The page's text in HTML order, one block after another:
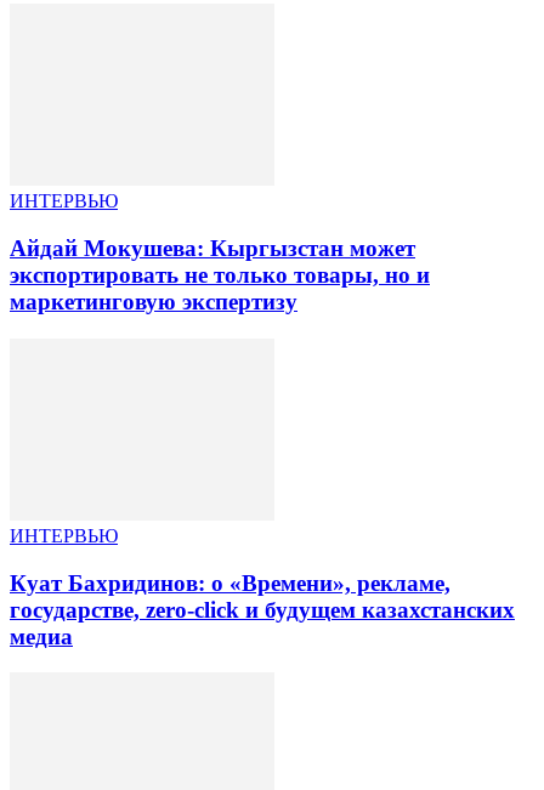
ИНТЕРВЬЮ
Айдай Мокушева: Кыргызстан может
экспортировать не только товары, но и
маркетинговую экспертизу
ИНТЕРВЬЮ
Куат Бахридинов: о «Времени», рекламе,
государстве, zero-click и будущем казахстанских
медиа